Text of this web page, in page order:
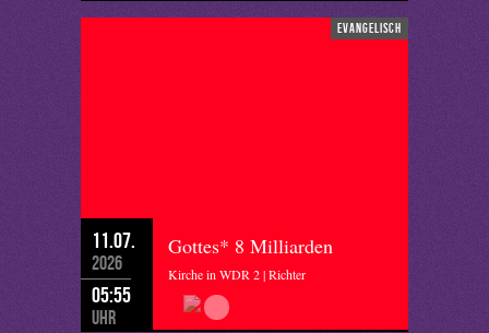
evangelisch
11.07.
2026
05:55
Uhr
Gottes* 8 Milliarden
Kirche in WDR 2 | Richter